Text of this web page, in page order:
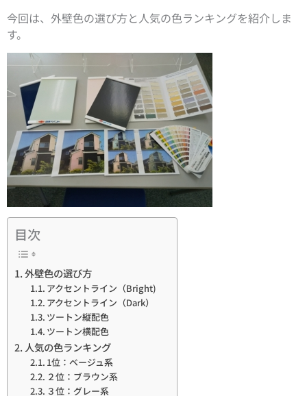
今回は、外壁色の選び方と人気の色ランキングを紹介しま
す。
目次
外壁色の選び方
アクセントライン（Bright)
アクセントライン（Dark）
ツートン縦配色
ツートン横配色
人気の色ランキング
1位：ベージュ系
２位：ブラウン系
３位：グレー系